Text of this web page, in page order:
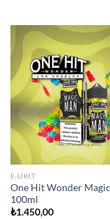
E-LIKIT
One Hit Wonder
100ml
₺1.450,00